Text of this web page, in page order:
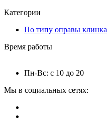
Категории
По типу оправы клинка
Время работы
Пн-Вс: с 10 до 20
Мы в социальных сетях: